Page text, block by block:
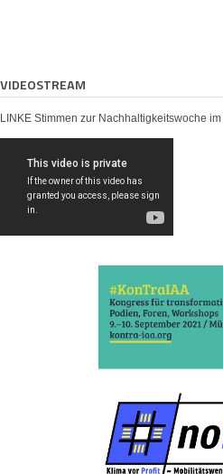
VIDEOSTREAM
LINKE Stimmen zur Nachhaltigkeitswoche